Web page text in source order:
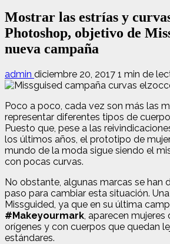
Mostrar las estrías y
Photoshop, objetivo de
nueva campaña
admin diciembre 20, 2017 1 min de
Poco a poco, cada vez son más las
representar diferentes tipos de
Puesto que, pese a las
los últimos años, el prototipo de
mundo de la moda sigue siendo el
con pocas curvas.
No obstante, algunas marcas se han
paso para cambiar esta situación.
Missguided, ya que en su última
#Makeyourmark, aparecen mujeres
orígenes y con cuerpos que quedan
estándares.